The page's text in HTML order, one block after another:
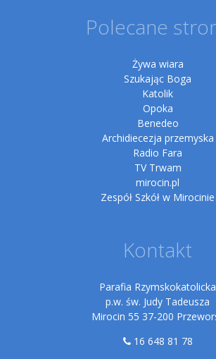
Polecane
Żywa wiara
Szukając Boga
Katolik
Opoka
Benedeo
Archidiecezja przemyska
Radio Fara
TV Trwam
mirocin.pl
Zespół Szkół w Mirocinie
Kontakt
Parafia Rzymskokatolicka
p.w. św. Judy Tadeusza
Mirocin 55 37-200
16 648 81 78